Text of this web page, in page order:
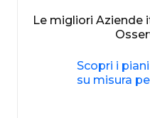
Le migliori Aziende
Scopri i
su misura